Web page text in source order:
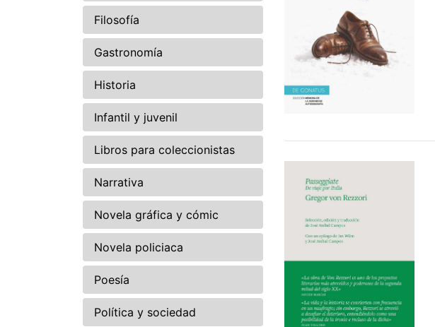
Filosofía
Gastronomía
Historia
Infantil y juvenil
Libros para coleccionistas
Narrativa
Novela gráfica y cómic
Novela policiaca
Poesía
Política y sociedad